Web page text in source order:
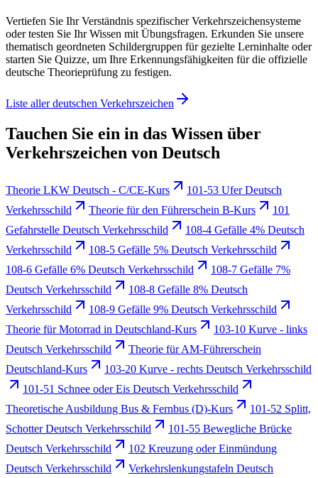
Vertiefen Sie Ihr Verständnis spezifischer Verkehrszeichensysteme
oder testen Sie Ihr Wissen mit Übungsfragen. Erkunden Sie unsere
thematisch geordneten Schildergruppen für gezielte Lerninhalte oder
starten Sie Quizze, um Ihre Erkennungsfähigkeiten für die offizielle
deutsche Theorieprüfung zu festigen.
Liste aller deutschen Verkehrszeichen
Tauchen Sie ein in das Wissen über
Verkehrszeichen von Deutsch
Theorie LKW Deutsch - C/CE-Kurs
101-53 Ufer Deutsch
Verkehrsschild
Theorie für den Führerschein B-Kurs
101
Gefahrstelle Deutsch Verkehrsschild
108-4 Gefälle 4% Deutsch
Verkehrsschild
108-5 Gefälle 5% Deutsch Verkehrsschild
108-6 Gefälle 6% Deutsch Verkehrsschild
108-7 Gefälle 7%
Deutsch Verkehrsschild
108-8 Gefälle 8% Deutsch
Verkehrsschild
108-9 Gefälle 9% Deutsch Verkehrsschild
Theorie für Motorrad in Deutschland-Kurs
103-10 Kurve - links
Deutsch Verkehrsschild
Theorie für AM-Führerschein
Deutschland-Kurs
103-20 Kurve - rechts Deutsch Verkehrsschild
101-51 Schnee oder Eis Deutsch Verkehrsschild
Theoretische Ausbildung Bus & Fernbus (D)-Kurs
101-52 Splitt,
Schotter Deutsch Verkehrsschild
101-55 Bewegliche Brücke
Deutsch Verkehrsschild
102 Kreuzung oder Einmündung
Deutsch Verkehrsschild
Verkehrslenkungstafeln Deutsch